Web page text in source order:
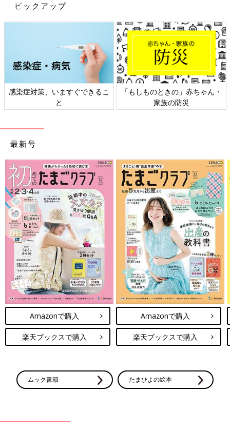
ピックアップ
感染症対策、いますぐできるこ
と
「もしものときの」赤ちゃん・
家族の防災
最新号
Amazonで購入
楽天ブックスで購入
Amazonで購入
楽天ブックスで購入
ムック書籍 たまひよの絵本